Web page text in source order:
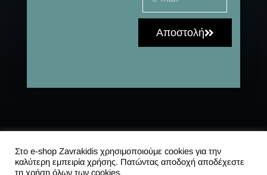
Αποστολή
Rights Reserved
ερωτήσεις|
Πολιτική
Στο e-shop Zavrakidis χρησιμοποιούμε cookies για την
καλύτερη εμπειρία χρήσης. Πατώντας αποδοχή αποδέχεστε
τη χρήση όλων των cookies.